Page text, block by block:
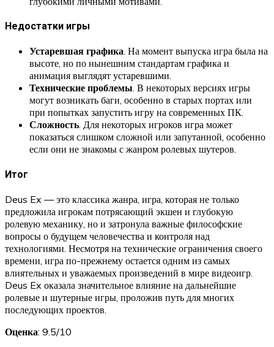
Недостатки игры
Устаревшая графика. На момент выпуска игра была на
высоте, но по нынешним стандартам графика и
анимация выглядят устаревшими.
Технические проблемы. В некоторых версиях игры
могут возникать баги, особенно в старых портах или
при попытках запустить игру на современных ПК.
Сложность. Для некоторых игроков игра может
показаться слишком сложной или запутанной, особенно
если они не знакомы с жанром ролевых шутеров.
Итог
Deus Ex — это классика жанра, игра, которая не только
предложила игрокам потрясающий экшен и глубокую
ролевую механику, но и затронула важные философские
вопросы о будущем человечества и контроля над
технологиями. Несмотря на технические ограничения своего
времени, игра по-прежнему остается одним из самых
влиятельных и уважаемых произведений в мире видеоигр.
Deus Ex оказала значительное влияние на дальнейшие
ролевые и шутерные игры, проложив путь для многих
последующих проектов.
Оценка: 9.5/10